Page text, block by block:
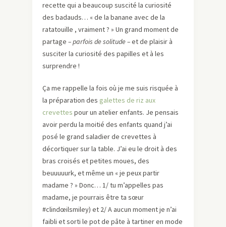
recette qui a beaucoup suscité la curiosité
des badauds… « de la banane avec de la
ratatouille , vraiment ? » Un grand moment de
partage – parfois de solitude –et de plaisir à
susciter la curiosité des papilles et à les
surprendre !
Ça me rappelle la fois où je me suis risquée à
la préparation des galettes de riz aux
crevettes pour un atelier enfants. Je pensais
avoir perdu la moitié des enfants quand j’ai
posé le grand saladier de crevettes à
décortiquer sur la table. J’ai eu le droit à des
bras croisés et petites moues, des
beuuuuurk, et même un « je peux partir
madame ? » Donc… 1/ tu m’appelles pas
madame, je pourrais être ta sœur
#clindœilsmiley) et 2/ A aucun moment je n’ai
faibli et sorti le pot de pâte à tartiner en mode